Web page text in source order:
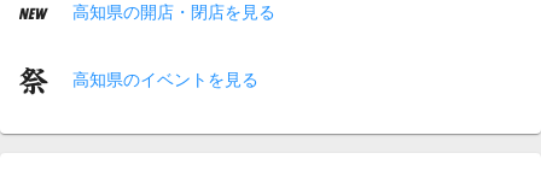
高知県の開店・閉店を見る
高知県のイベントを見る